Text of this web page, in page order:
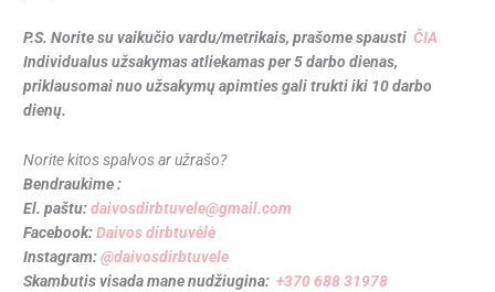
P.S. Norite su vaikučio vardu/metrikais, prašome spausti ČIA
Individualus užsakymas atliekamas per 5 darbo dienas,
priklausomai nuo užsakymų apimties gali trukti iki 10 darbo
dienų.
Norite kitos spalvos ar užrašo?
Bendraukime :
El. paštu:daivosdirbtuvele@gmail.com
Facebook:Daivos dirbtuvėlė
Instagram:@daivosdirbtuvele
Skambutis visada mane nudžiugina:+370 688 31978